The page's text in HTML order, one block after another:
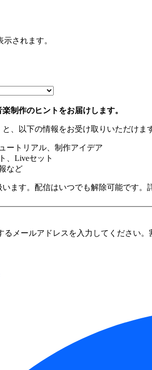
されます。
制作のヒントをお届けします。
、以下の情報をお受け取りいただけま
ートリアル、制作アイデア
、Liveセット
など
ます。配信はいつでも解除可能です。
るメールアドレスを入力してください